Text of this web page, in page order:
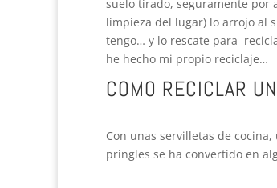
suelo tirado, seguramente por
limpieza del lugar) lo arrojo al
tengo… y lo rescate para
he hecho mi propio reciclaje…
COMO RECICLAR
Con unas servilletas de
pringles se ha convertido en